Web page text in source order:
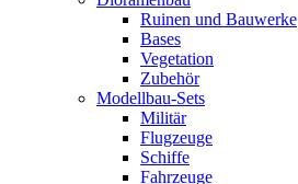
Ruinen und Bauwerke
Bases
Vegetation
Zubehör
Modellbau-Sets
Militär
Flugzeuge
Schiffe
Fahrzeuge